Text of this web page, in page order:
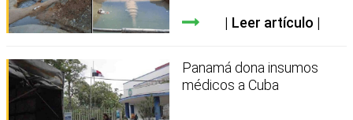
Leer artículo
Panamá dona insumos
médicos a Cuba